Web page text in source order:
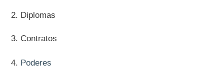
Diplomas
Contratos
Poderes